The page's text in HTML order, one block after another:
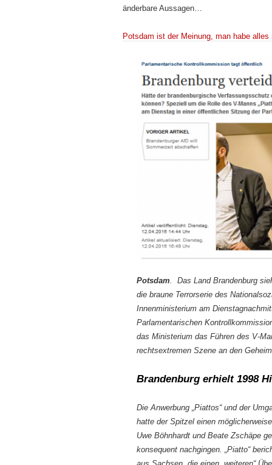
änderbare Aussagen…
Potsdam ist der Meinung, man habe
Potsdam . Das Land Brandenburg
die braune Terrorserie des
Innenministerium am
Parlamentarischen
das Ministerium das Führen des V-
rechtsextremen Szene an den
Brandenburg erhielt 1998
Die Anwerbung „Piattos“ und der
hatte der Spitzel einen
Uwe Böhnhardt und Beate Zschäpe
konsequent nachgingen. „Piatto“